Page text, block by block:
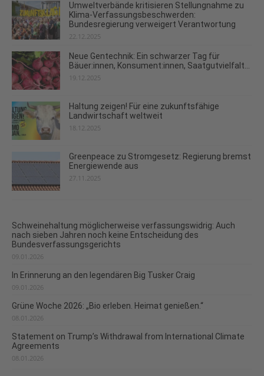
Umweltverbände kritisieren Stellungnahme zu
Klima-Verfassungsbeschwerden:
Bundesregierung verweigert Verantwortung
22.12.2025
Neue Gentechnik: Ein schwarzer Tag für
Bäuer:innen, Konsument:innen, Saatgutvielfalt...
19.12.2025
Haltung zeigen! Für eine zukunftsfähige
Landwirtschaft weltweit
18.12.2025
Greenpeace zu Stromgesetz: Regierung bremst
Energiewende aus
27.11.2025
Schweinehaltung möglicherweise verfassungswidrig: Auch
nach sieben Jahren noch keine Entscheidung des
Bundesverfassungsgerichts
09.01.2026
In Erinnerung an den legendären Big Tusker Craig
09.01.2026
Grüne Woche 2026: „Bio erleben. Heimat genießen.“
08.01.2026
Statement on Trump’s Withdrawal from International Climate
Agreements
08.01.2026